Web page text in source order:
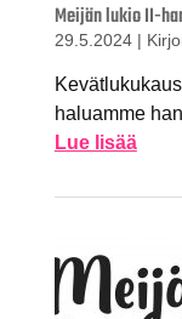
Meijän lukio II-
29.5.2024 |
haluamme
Lue lisää